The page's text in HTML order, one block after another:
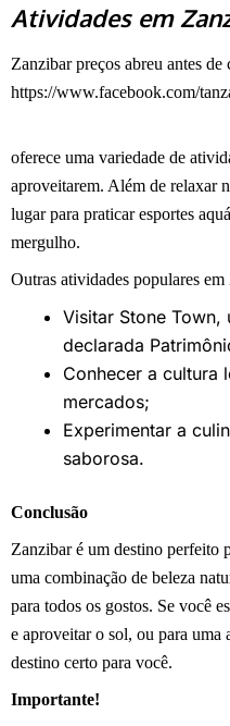
Atividades em
Zanzibar preços abreu antes de
https://www.facebook.com/
oferece uma variedade de
aproveitarem. Além de relaxar
lugar para praticar esportes
mergulho.
Outras atividades populares
Visitar Stone
declarada
Conhecer a cultura
mercados;
Experimentar a
saborosa.
Conclusão
Zanzibar é um destino perfeito
uma combinação de beleza
para todos os gostos. Se você
e aproveitar o sol, ou para
destino certo para você.
Importante!